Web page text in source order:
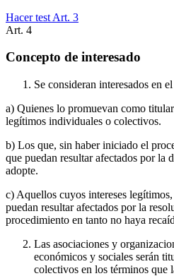
Hacer test Art. 3
Art. 4
Concepto de interesado
Se consideran interesados en
a) Quienes lo promuevan como
legítimos individuales o colectivos.
b) Los que, sin haber iniciado el
que puedan resultar afectados por la
adopte.
c) Aquellos cuyos intereses
puedan resultar afectados por la
procedimiento en tanto no haya
Las asociaciones y
económicos y sociales serán
colectivos en los términos que